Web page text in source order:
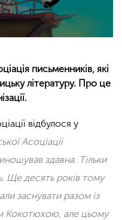
письменників, які
літературу. Про це
відбулося у
Асоціації
здавна. Тільки
Ще десять років тому
заснувати разом із
Кокотюхою, але цьому